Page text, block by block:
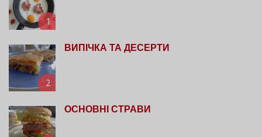
1
2
ВИПІЧКА ТА ДЕСЕРТИ
ОСНОВНІ СТРАВИ